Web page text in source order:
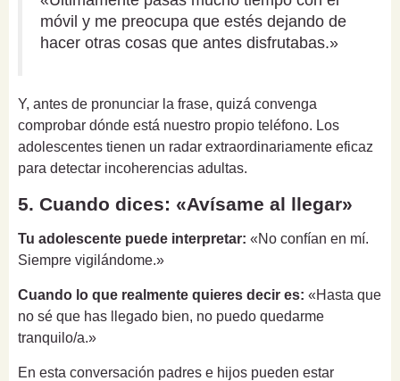
móvil y me preocupa que estés dejando de
hacer otras cosas que antes disfrutabas.»
Y, antes de pronunciar la frase, quizá convenga
comprobar dónde está nuestro propio teléfono. Los
adolescentes tienen un radar extraordinariamente eficaz
para detectar incoherencias adultas.
5. Cuando dices: «Avísame al llegar»
Tu adolescente puede interpretar: «No confían en mí.
Siempre vigilándome.»
Cuando lo que realmente quieres decir es: «Hasta que
no sé que has llegado bien, no puedo quedarme
tranquilo/a.»
En esta conversación padres e hijos pueden estar